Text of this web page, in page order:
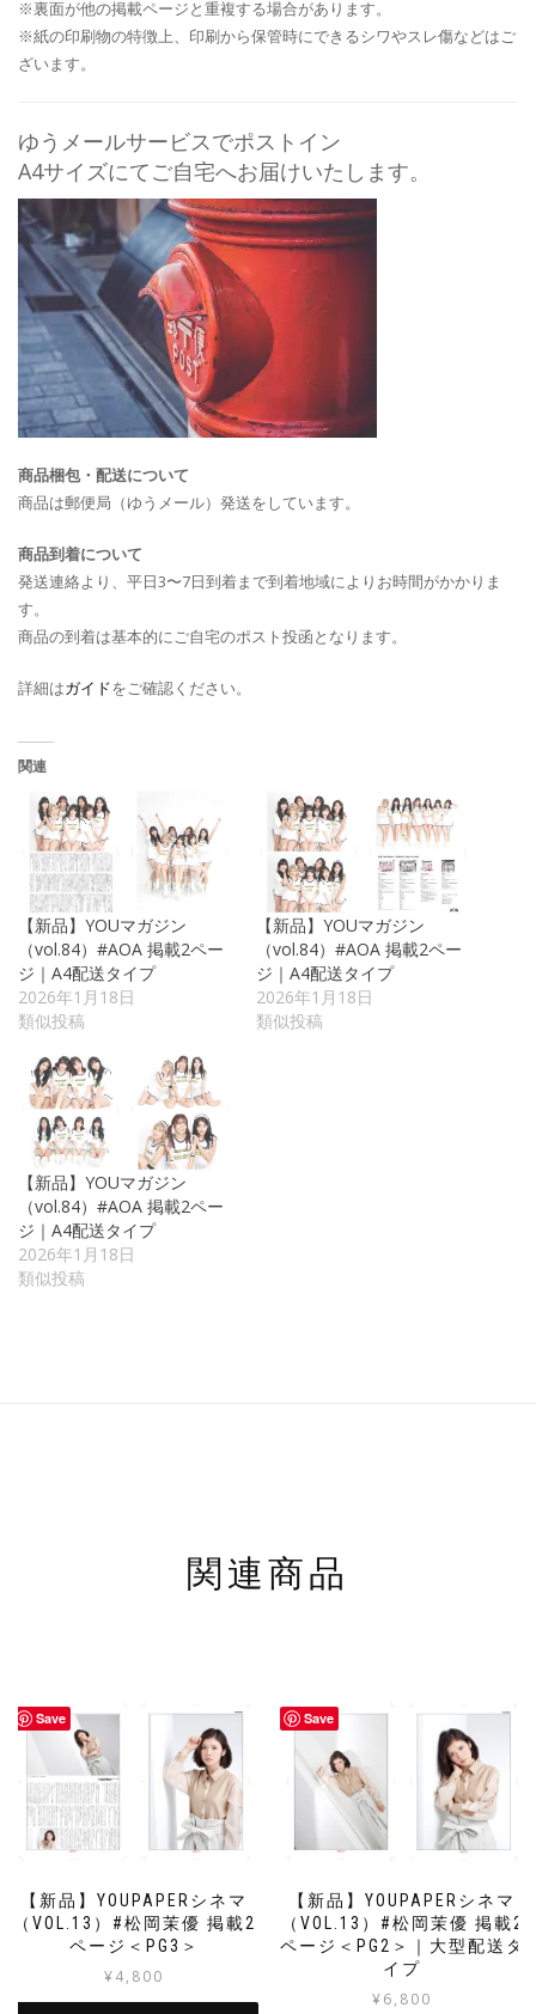
※裏面が他の掲載ページと重複する場合があります。
※紙の印刷物の特徴上、印刷から保管時にできるシワやスレ傷などはご
ざいます。
ゆうメールサービスでポストイン
A4サイズにてご自宅へお届けいたします。
商品梱包・配送について
商品は郵便局（ゆうメール）発送をしています。
商品到着について
発送連絡より、平日3〜7日到着まで到着地域によりお時間がかかりま
す。
商品の到着は基本的にご自宅のポスト投函となります。
詳細はガイドをご確認ください。
関連
【新品】YOUマガジン
（vol.84）#AOA 掲載2ペー
ジ｜A4配送タイプ
2026年1月18日
類似投稿
【新品】YOUマガジン
（vol.84）#AOA 掲載2ペー
ジ｜A4配送タイプ
2026年1月18日
類似投稿
【新品】YOUマガジン
（vol.84）#AOA 掲載2ペー
ジ｜A4配送タイプ
2026年1月18日
類似投稿
関連商品
Save
【新品】YOUPAPERシネマ
（VOL.13）#松岡茉優 掲載2
ページ＜PG3＞
¥4,800
Save
【新品】YOUPAPERシネマ
（VOL.13）#松岡茉優 掲載2
ページ＜PG2＞｜大型配送タ
イプ
¥6,800